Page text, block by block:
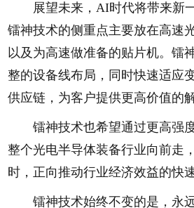
展望未来，AI时代将带来新一
镭神技术的侧重点主要放在高速
以及为高速做准备的贴片机。镭
整的设备线布局，同时快速适应
供应链，为客户提供更高价值的
镭神技术也希望通过更高强
整个光电半导体装备行业向前走
时，正向推动行业经济效益的快
镭神技术始终不变的是，永远